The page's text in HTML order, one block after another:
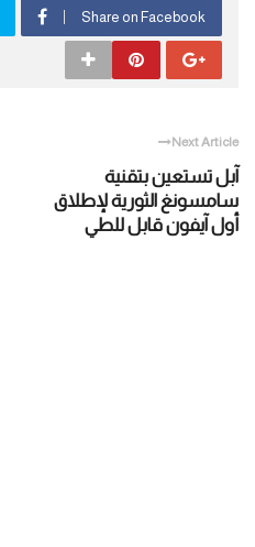
Share on Facebook
Next Article
آبل تستعين بتقنية
سامسونغ الثورية لإطلاق
أول آيفون قابل للطي